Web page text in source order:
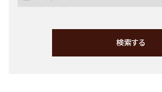
検索する